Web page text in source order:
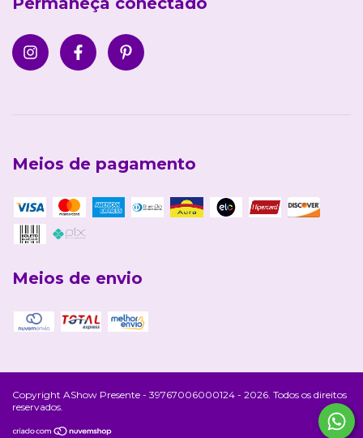
Meios de pagamento
Meios de envio
Copyright AShow Presente - 39767006000124 - 2026. Todos os direitos
reservados.